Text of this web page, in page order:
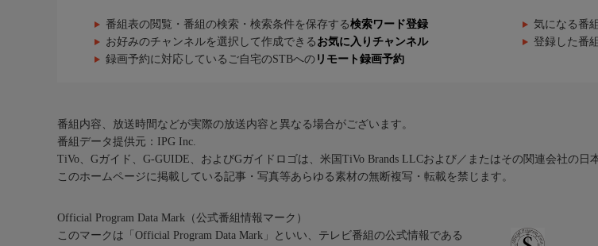
番組表の閲覧・番組の検索・検索条件を保存する検索ワード登録 気になる番
お好みのチャンネルを選択して作成できる お気に入りチャンネル 登録した番
録画予約に対応しているご自宅のSTBへの リモート録画予約
番組内容、放送時間などが実際の放送内容と異なる場合がございます。
番組データ提供元：IPG Inc.
TiVo、Gガイド、G-GUIDE、およびGガイドロゴは、米国TiVo Brands LLCおよび／またはその関連会社の日
このホームページに掲載している記事・写真等あらゆる素材の無断複写・転載を禁じます。
Official Program Data Mark（公式番組情報マーク）
このマークは「Official Program Data Mark」といい、テレビ番組の公式情報である